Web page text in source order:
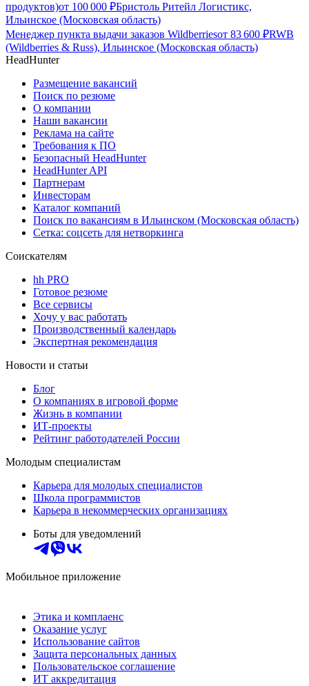
продуктов)от 100 000 ₽Бристоль Ритейл Логистикс,
Ильинское (Московская область)
Менеджер пункта выдачи заказов Wildberriesот 83 600 ₽RWB
(Wildberries & Russ), Ильинское (Московская область)
HeadHunter
Размещение вакансий
Поиск по резюме
О компании
Наши вакансии
Реклама на сайте
Требования к ПО
Безопасный HeadHunter
HeadHunter API
Партнерам
Инвесторам
Каталог компаний
Поиск по вакансиям в Ильинском (Московская область)
Сетка: соцсеть для нетворкинга
Соискателям
hh PRO
Готовое резюме
Все сервисы
Хочу у вас работать
Производственный календарь
Экспертная рекомендация
Новости и статьи
Блог
О компаниях в игровой форме
Жизнь в компании
ИТ-проекты
Рейтинг работодателей России
Молодым специалистам
Карьера для молодых специалистов
Школа программистов
Карьера в некоммерческих организациях
Боты для уведомлений
Мобильное приложение
Этика и комплаенс
Оказание услуг
Использование сайтов
Защита персональных данных
Пользовательское соглашение
ИТ аккредитация